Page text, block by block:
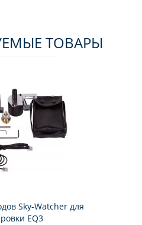
ТОВАРЫ
Sky-Watcher для
EQ3